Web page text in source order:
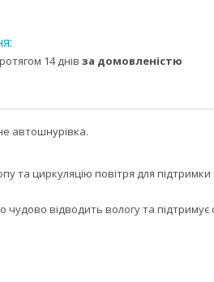
14 днів за домовленістю
автошнурівка.
та циркуляцію повітря для
чудово відводить вологу та